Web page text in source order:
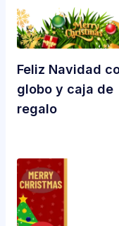
Feliz Navidad
globo y caja de
regalo